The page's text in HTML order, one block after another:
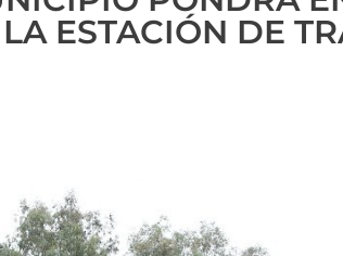
ESTACIÓN DE